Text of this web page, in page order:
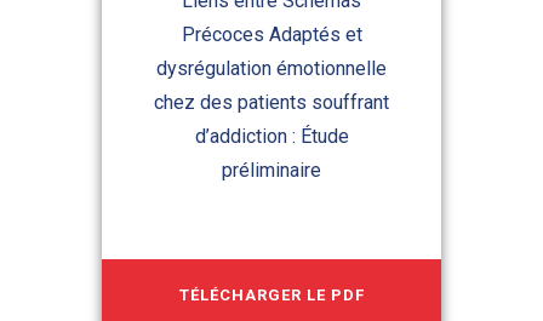
Précoces Adaptés et
dysrégulation émotionnelle
chez des patients souffrant
d’addiction : Étude
préliminaire
TÉLÉCHARGER LE PDF